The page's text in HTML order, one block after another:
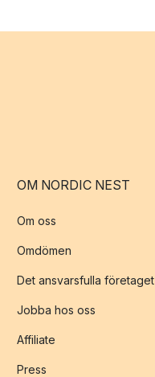
OM NORDIC NEST
Om oss
Omdömen
Det ansvarsfulla företaget
Jobba hos oss
Affiliate
Press